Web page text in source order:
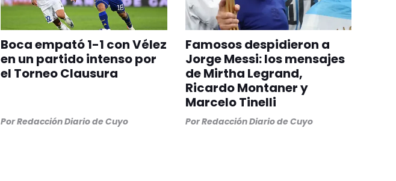
Boca empató 1-1 con Vélez
en un partido intenso por
el Torneo Clausura
PorRedacción Diario de Cuyo
Famosos despidieron a
Jorge Messi: los mensajes
de Mirtha Legrand,
Ricardo Montaner y
Marcelo Tinelli
PorRedacción Diario de Cuyo